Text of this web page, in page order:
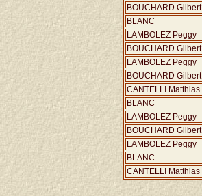
BOUCHARD Gilbert
BLANC
LAMBOLEZ Peggy
BOUCHARD Gilbert
LAMBOLEZ Peggy
BOUCHARD Gilbert
CANTELLI Matthias
BLANC
LAMBOLEZ Peggy
BOUCHARD Gilbert
LAMBOLEZ Peggy
BLANC
CANTELLI Matthias